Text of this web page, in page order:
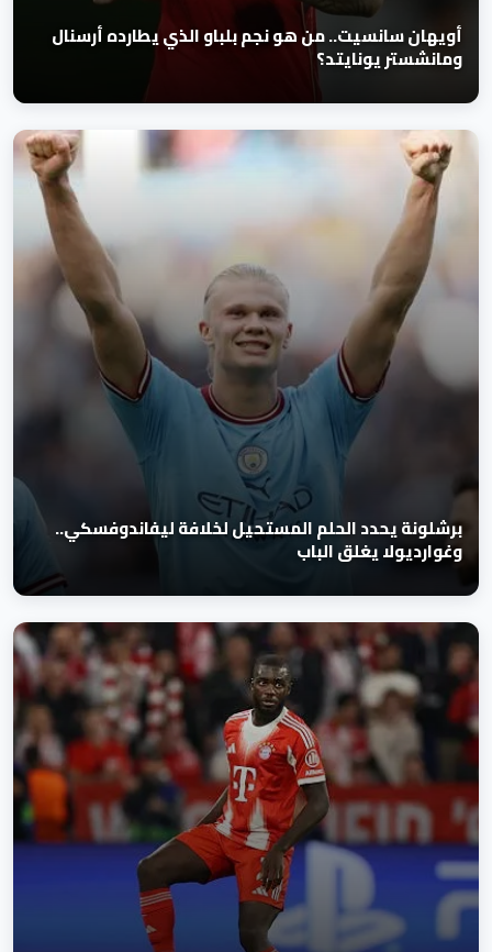
أويهان سانسيت.. من هو نجم بلباو الذي يطارده أرسنال
ومانشستر يونايتد؟
برشلونة يحدد الحلم المستحيل لخلافة ليفاندوفسكي..
وغوارديولا يغلق الباب